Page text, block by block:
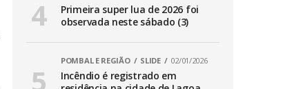
Primeira super lua de 2026 foi
observada neste sábado (3)
POMBAL E REGIÃO SLIDE 02/01/2026
Incêndio é registrado em